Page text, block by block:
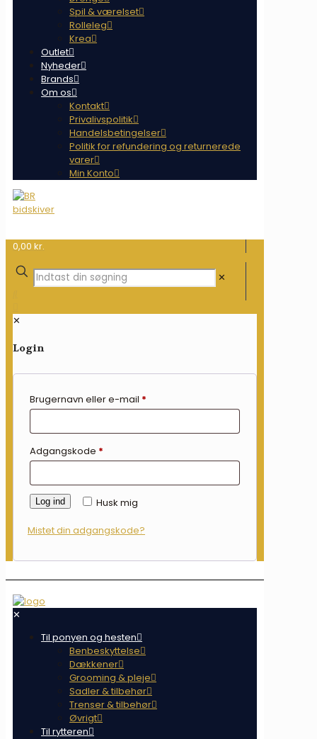
Spil & værelset
Rolleleg
Krea
Outlet
Nyheder
Brands
Om os
Kontakt
Privalivspolitik
Handelsbetingelser
Politik for refundering og returnerede
varer
Min Konto
0,00 kr.
✕
✕
Login
Brugernavn eller e-mail *
Adgangskode *
Husk mig
Log ind
Mistet din adgangskode?
✕
Til ponyen og hesten
Benbeskyttelse
Dækkener
Grooming & pleje
Sadler & tilbehør
Trenser & tilbehør
Øvrigt
Til rytteren